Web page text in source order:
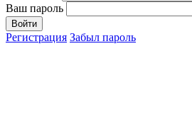
Ваш пароль
Регистрация Забыл пароль